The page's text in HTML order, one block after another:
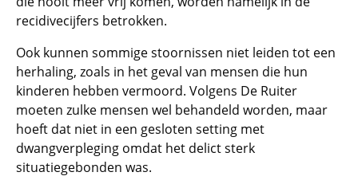
recidivecijfers betrokken.
Ook kunnen sommige stoornissen niet leiden tot een
herhaling, zoals in het geval van mensen die hun
kinderen hebben vermoord. Volgens De Ruiter
moeten zulke mensen wel behandeld worden, maar
hoeft dat niet in een gesloten setting met
dwangverpleging omdat het delict sterk
situatiegebonden was.